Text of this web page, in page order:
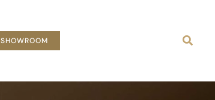
SHOWROOM